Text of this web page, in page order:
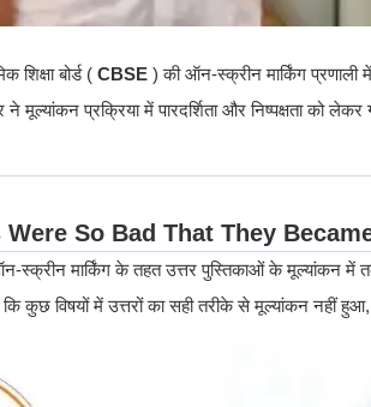
शिक्षा बोर्ड ( CBSE ) की ऑन-स्क्रीन मार्किंग
ने मूल्यांकन प्रक्रिया में पारदर्शिता और निष्पक्षता को
ऑन-स्क्रीन मार्किंग के तहत उत्तर पुस्तिकाओं के मूल्यांकन
कुछ विषयों में उत्तरों का सही तरीके से मूल्यांकन नहीं